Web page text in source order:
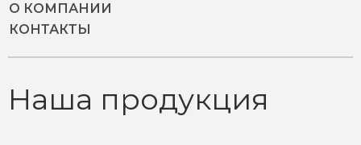
О КОМПАНИИ
КОНТАКТЫ
Наша продукция